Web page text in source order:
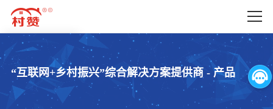
首页
产品
解决方案
产品概览
产业振兴
“互联网+乡村振兴”综合解决方案提供商 - 产品